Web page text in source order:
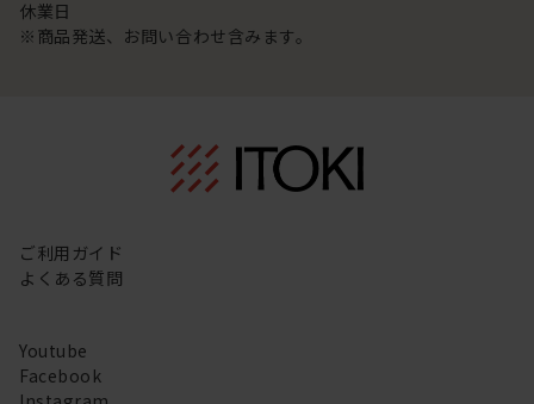
休業日
※商品発送、お問い合わせ含みます。
ご利用ガイド
よくある質問
Youtube
Facebook